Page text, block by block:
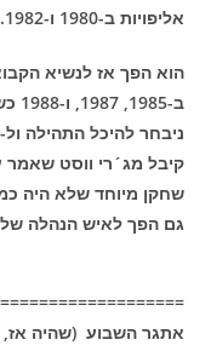
אליפויות ב-1980 ו-1982.
הוא הפך אז לנשיא
ב-
קיבל מג´רי ווסט שאמר
שחקן מיוחד שלא היה
גם הפך לאיש הנהלה
אתגר השבוע (שהיה אז,